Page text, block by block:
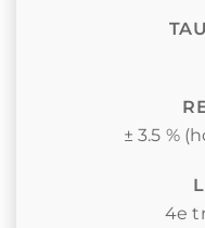
± 3.5 %
4e